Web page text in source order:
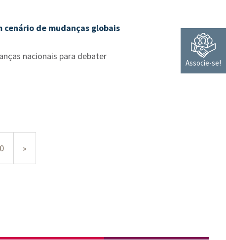
Associe-se!
de mudanças globais
nacionais para debater
»